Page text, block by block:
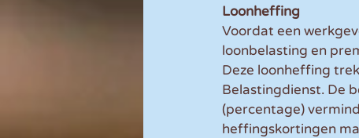
Loonheffing
Voordat een
loonbelasting en
Deze loonheffing
Belastingdienst. De
(percentage)
heffingskortingen